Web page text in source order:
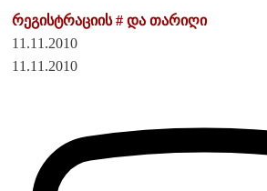
რეგისტრაციის # და თარიღი
11.11.2010
11.11.2010